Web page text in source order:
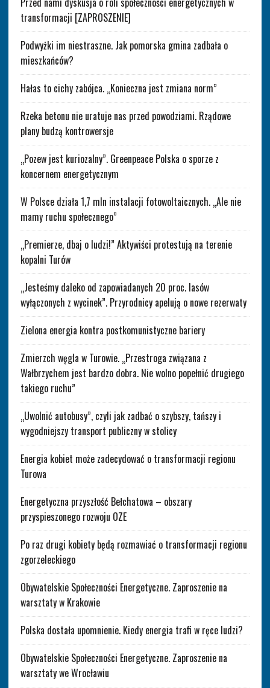
transformacji [ZAPROSZENIE]
Podwyżki im niestraszne. Jak pomorska gmina zadbała o
mieszkańców?
Hałas to cichy zabójca. „Konieczna jest zmiana norm”
Rzeka betonu nie uratuje nas przed powodziami. Rządowe
plany budzą kontrowersje
„Pozew jest kuriozalny”. Greenpeace Polska o sporze z
koncernem energetycznym
W Polsce działa 1,7 mln instalacji fotowoltaicznych. „Ale nie
mamy ruchu społecznego”
„Premierze, dbaj o ludzi!” Aktywiści protestują na terenie
kopalni Turów
„Jesteśmy daleko od zapowiadanych 20 proc. lasów
wyłączonych z wycinek”. Przyrodnicy apelują o nowe rezerwaty
Zielona energia kontra postkomunistyczne bariery
Zmierzch węgla w Turowie. „Przestroga związana z
Wałbrzychem jest bardzo dobra. Nie wolno popełnić drugiego
takiego ruchu”
„Uwolnić autobusy”, czyli jak zadbać o szybszy, tańszy i
wygodniejszy transport publiczny w stolicy
Energia kobiet może zadecydować o transformacji regionu
Turowa
Energetyczna przyszłość Bełchatowa – obszary
przyspieszonego rozwoju OZE
Po raz drugi kobiety będą rozmawiać o transformacji regionu
zgorzeleckiego
Obywatelskie Społeczności Energetyczne. Zaproszenie na
warsztaty w Krakowie
Polska dostała upomnienie. Kiedy energia trafi w ręce ludzi?
Obywatelskie Społeczności Energetyczne. Zaproszenie na
warsztaty we Wrocławiu